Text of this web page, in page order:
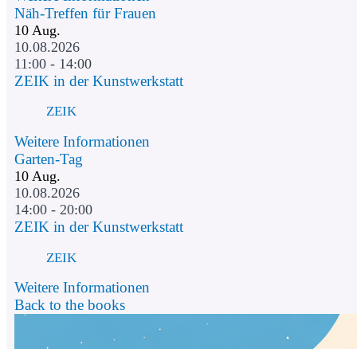
Näh-Treffen für Frauen
10 Aug.
10.08.2026
11:00 - 14:00
ZEIK in der Kunstwerkstatt
ZEIK
Weitere Informationen
Garten-Tag
10 Aug.
10.08.2026
14:00 - 20:00
ZEIK in der Kunstwerkstatt
ZEIK
Weitere Informationen
Back to the books